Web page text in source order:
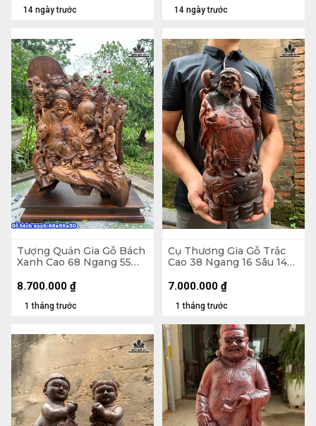
14 ngày trước 14 ngày trước
Tượng Quản Gia Gỗ Bách
Xanh Cao 68 Ngang 55
1 tháng trước
8.700.000 ₫
Cụ Thương Gia Gỗ Trắc
Cao 38 Ngang 16 Sâu 14
1 tháng trước
7.000.000 ₫